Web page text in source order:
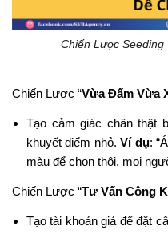
Chiến Lược Seeding
Chiến Lược “Vừa Đấm Vừa
Tạo cảm giác chân thật
khuyết điểm nhỏ.Ví dụ:
màu để chọn thôi, mọi
Chiến Lược “Tư Vấn Công
Tạo tài khoản giả để đặt